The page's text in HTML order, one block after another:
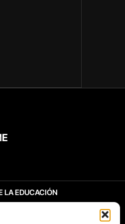
LA EDUCACIÓN